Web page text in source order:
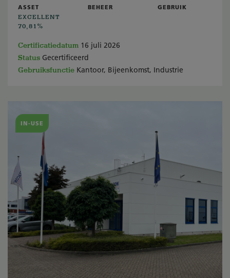
ASSET
EXCELLENT
70,81%
BEHEER GEBRUIK
Certificatiedatum 16 juli 2026
Status Gecertificeerd
Gebruiksfunctie Kantoor, Bijeenkomst, Industrie
IN-USE